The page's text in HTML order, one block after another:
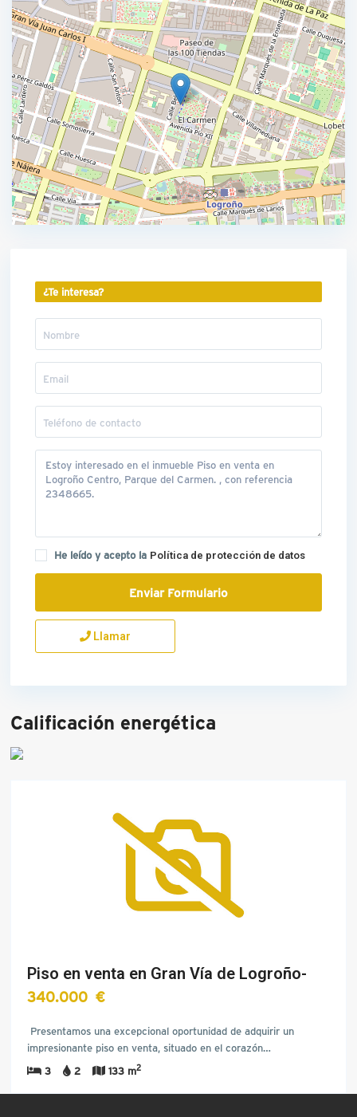
¿Te interesa?
He leído y acepto la Política de protección de datos
Llamar
Calificación energética
Piso en venta en Gran Vía de Logroño-
340.000 €
Presentamos una excepcional oportunidad de adquirir un
impresionante piso en venta, situado en el corazón…
3
2 133 m2